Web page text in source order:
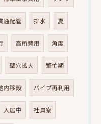
通配管 排水 夏
高所費用 角度
壁穴拡大 繁忙期
内移設 パイプ再利用
入居中 社員寮